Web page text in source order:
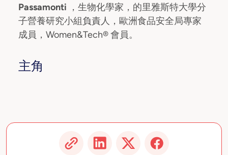
Passamonti ，生物化學家，的里雅斯特大學分
子營養研究小組負責人，歐洲食品安全局專家
成員，Women&Tech® 會員。
主角